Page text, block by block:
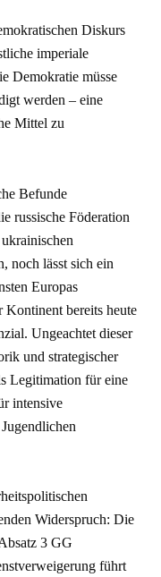
Diskurs
imperiale
Demokratie müsse
werden – eine
Mittel zu
Befunde
russische Föderation
noch lässt sich ein
Europas
Kontinent bereits heute
Ungeachtet dieser
und strategischer
Legitimation für eine
intensive
Widerspruch: Die
3 GG
führt